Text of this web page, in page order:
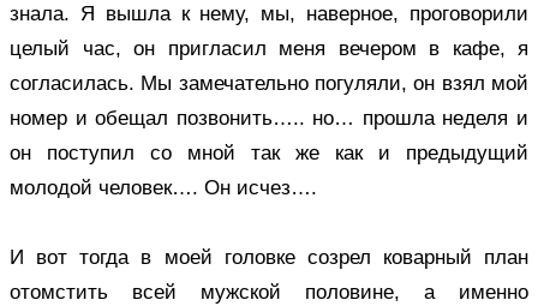
знала. Я вышла к нему, мы, наверное, проговорили
целый час, он пригласил меня вечером в кафе, я
согласилась. Мы замечательно погуляли, он взял мой
номер и обещал позвонить….. но… прошла неделя и
он поступил со мной так же как и предыдущий
молодой человек…. Он исчез….
И вот тогда в моей головке созрел коварный план
отомстить всей мужской половине, а именно